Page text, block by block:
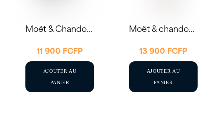
Moët & Chandon – Brut Impérial 75cl
11 900 FCFP
AJOUTER AU
PANIER
Moët & chandon Ice Impérial 75CL
13 900 FCFP
AJOUTER AU
PANIER